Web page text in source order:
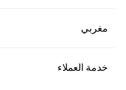
مغربي
خدمة العملاء